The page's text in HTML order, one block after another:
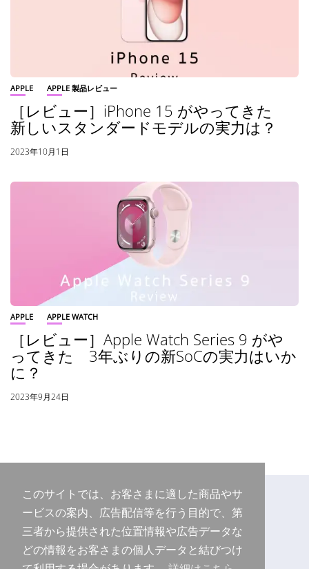
APPLE APPLE 製品レビュー
［レビュー］iPhone 15 がやってきた
新しいスタンダードモデルの実力は？
2023年10月1日
APPLE APPLE WATCH
［レビュー］Apple Watch Series 9 がや
ってきた 3年ぶりの新SoCの実力はいか
に？
2023年9月24日
このサイトでは、お客さまに適した商品やサ
ービスの案内、広告配信等を行う目的で、第
三者から提供された位置情報や広告データな
どの情報をお客さまの個人データと結びつけ